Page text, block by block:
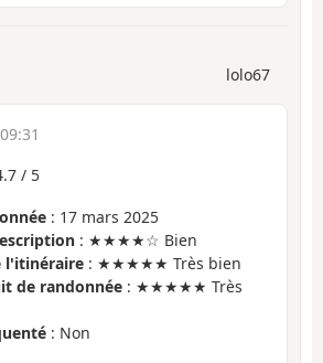
lolo67
/ 5
: 17 mars 2025
: ★★★★☆ Bien
l'itinéraire : ★★★★★ Très bien
de randonnée : ★★★★★ Très
: Non